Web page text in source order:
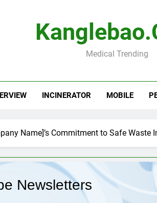
Medical Trending
INCINERATOR MOBILE
Name]’s Commitment to Safe
Newsletters